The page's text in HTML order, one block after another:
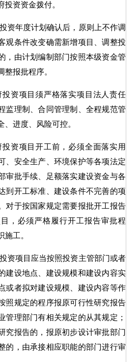
投资资金拨付。
资年度计划确认后，原则上不作调
观条件改变确需新增项目、调整投
，由计划编制部门按照本级资金管
整报批程序。
投资项目须严格落实项目法人责任
监理制、合同管理制、全程规范管
进度、风险可控。
投资项目开工前，必须全面落实用
、安全生产、环境保护等各项法定
审批手续、足额落实建设资金与各
到开工标准、建设条件不完善的项
对于按国家规定需要报批开工报告
，必须严格履行开工报告审批程
施工。
资项目应当按照投资主管部门或者
建设地点、建设规模和建设内容实
或者拟对建设规模、建设内容等作
照规定的程序报原可行性研究报告
管理部门有相关规定的从其规定 ；
究报告的 ， 报原初步设计审批部门
的 ， 由承接相应职能的部门进行审